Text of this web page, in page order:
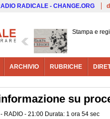
RADICALE - CHANGE.ORG
Stampa e
ARCHIVIO RUBRICHE
su
RADIO - 21:00 Durata: 1 ora 54 sec